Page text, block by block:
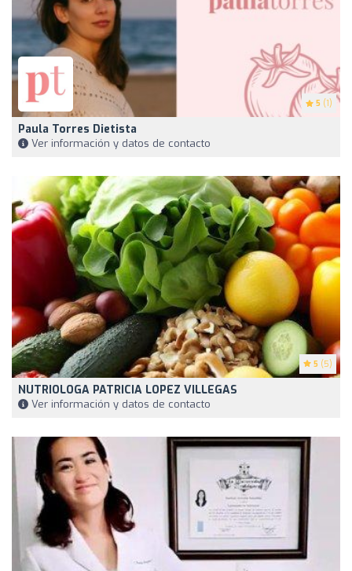
5 (1)
Paula Torres Dietista
Ver información y datos de contacto
5 (5)
NUTRIOLOGA PATRICIA LOPEZ VILLEGAS
Ver información y datos de contacto